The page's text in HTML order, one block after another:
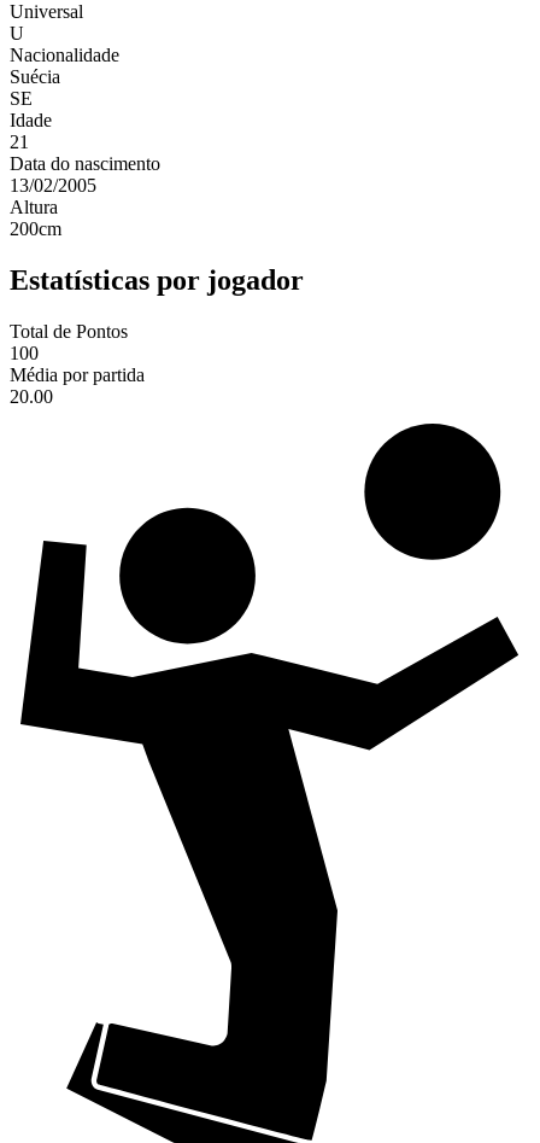
Universal
U
Nacionalidade
Suécia
SE
Idade
21
Data do nascimento
13/02/2005
Altura
200cm
Estatísticas por jogador
Total de Pontos
100
Média por partida
20.00